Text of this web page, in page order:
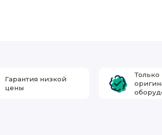
Гарантия низкой
цены
Только